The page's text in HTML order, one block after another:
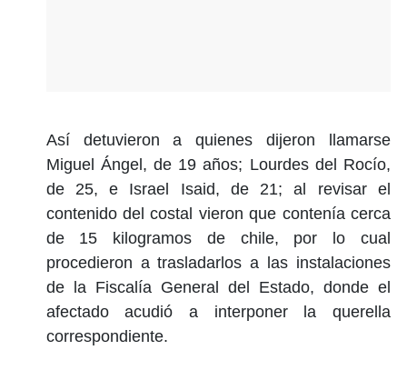
Así detuvieron a quienes dijeron llamarse
Miguel Ángel, de 19 años; Lourdes del Rocío,
de 25, e Israel Isaid, de 21; al revisar el
contenido del costal vieron que contenía cerca
de 15 kilogramos de chile, por lo cual
procedieron a trasladarlos a las instalaciones
de la Fiscalía General del Estado, donde el
afectado acudió a interponer la querella
correspondiente.